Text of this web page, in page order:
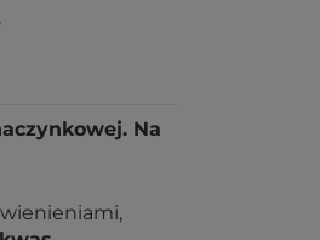
Na